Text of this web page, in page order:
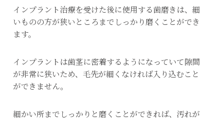
インプラント治療を受けた後に使用する歯磨きは、細
いものの方が狭いところまでしっかり磨くことができ
ます。
インプラントは歯茎に密着するようになっていて隙間
が非常に狭いため、毛先が細くなければ入り込むこと
ができません。
細かい所までしっかりと磨くことができれば、汚れが